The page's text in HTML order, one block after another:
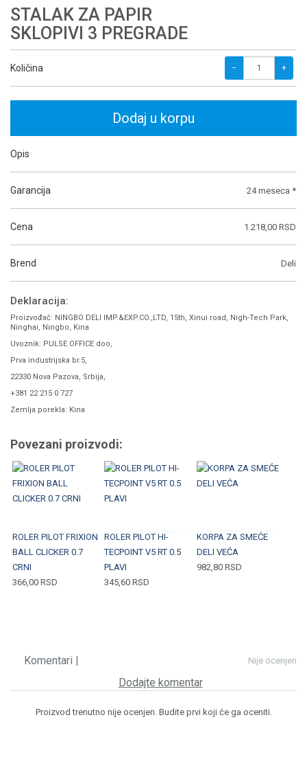
STALAK ZA PAPIR
SKLOPIVI 3 PREGRADE
Količina − +
Dodaj u korpu
Opis
Garancija 24 meseca *
Cena 1.218,00 RSD
Brend Deli
Deklaracija:
Proizvođač: NINGBO DELI IMP.&EXP.CO.,LTD, 15th, Xinui road, Nigh-Tech Park,
Ninghai, Ningbo, Kina
Uvoznik: PULSE OFFICE doo,
Prva industrijska br.5,
22330 Nova Pazova, Srbija,
+381 22 215 0 727
Zemlja porekla: Kina
Povezani proizvodi:
ROLER PILOT FRIXION
BALL CLICKER 0.7
CRNI
366,00 RSD
ROLER PILOT HI-
TECPOINT V5 RT 0.5
PLAVI
345,60RSD
KORPA ZA SMEĆE
DELI VEĆA
982,80 RSD
Nije ocenjen
Komentari |
Dodajte komentar
Proizvod trenutno nije ocenjen. Budite prvi koji će ga oceniti.